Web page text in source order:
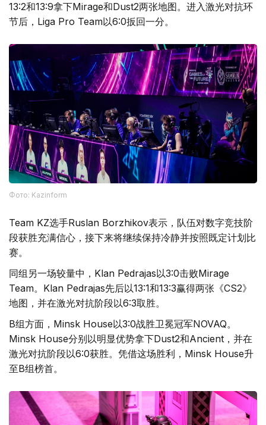
13:2和13:9拿下Mirage和Dust2两张地图。进入激光对抗环
节后，Liga Pro Team以6:0扳回一分。
Фото: Kazinform
Team KZ选手Ruslan Borzhikov表示，队伍对数字竞技阶
段获胜充满信心，接下来将继续保持冷静并按照既定计划比
赛。
同组另一场较量中，Klan Pedrajas以3:0击败Mirage
Team。Klan Pedrajas先后以13:1和13:3赢得两张《CS2》
地图，并在激光对抗阶段以6:3取胜。
B组方面，Minsk House以3:0战胜卫冕冠军NOVAQ。
Minsk House分别以明显优势拿下Dust2和Ancient，并在
激光对抗阶段以6:0获胜。凭借这场胜利，Minsk House升
至B组榜首。